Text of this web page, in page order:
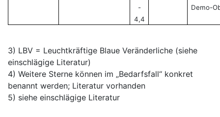
-
4,4
Demo-
3) LBV = Leuchtkräftige Blaue Veränderliche (siehe
einschlägige Literatur)
4) Weitere Sterne können im „Bedarfsfall“ konkret
benannt werden; Literatur vorhanden
5) siehe einschlägige Literatur